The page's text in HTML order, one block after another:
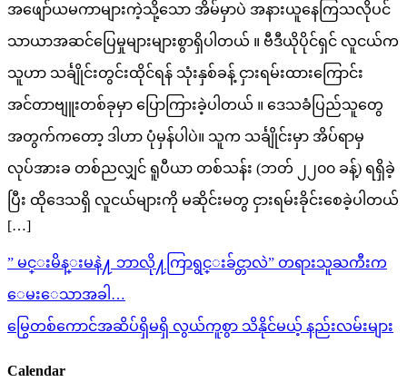
အဖျော်ယမကာများကဲ့သို့သော အိမ်မှာပဲ အနားယူနေကြသလိုပင်
သာယာအဆင်ပြေမှုများများစွာရှိပါတယ် ။ ဗီဒီယိုပိုင်ရှင် လူငယ်က
သူဟာ သင်္ချိုင်းတွင်းထိုင်ရန် သုံးနှစ်ခန့် ငှားရမ်းထားကြောင်း
အင်တာဗျူးတစ်ခုမှာ ပြောကြားခဲ့ပါတယ် ။ ဒေသခံပြည်သူတွေ
အတွက်ကတော့ ဒါဟာ ပုံမှန်ပါပဲ။ သူက သင်္ချိုင်းမှာ အိပ်ရာမှ
လုပ်အားခ တစ်ညလျှင် ရူပီယာ တစ်သန်း (ဘတ် ၂၂၀၀ ခန့်) ရရှိခဲ့
ပြီး ထိုဒေသရှိ လူငယ်များကို မဆိုင်းမတွ ငှားရမ်းခိုင်းစေခဲ့ပါတယ်
[…]
Post
navigation
” မင္းမိန္းမနဲ႔ ဘာလို႔ကြာရွင္းခ်င္တာလဲ” တရားသူႀကီးက
ေမးေသာအခါ…
မြွေတစ်ကောင်အဆိပ်ရှိမရှိ လွယ်ကူစွာ သိနိုင်မယ့် နည်းလမ်းများ
Calendar